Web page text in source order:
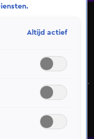
en Denise in
ze wél de juiste
Altijd actief